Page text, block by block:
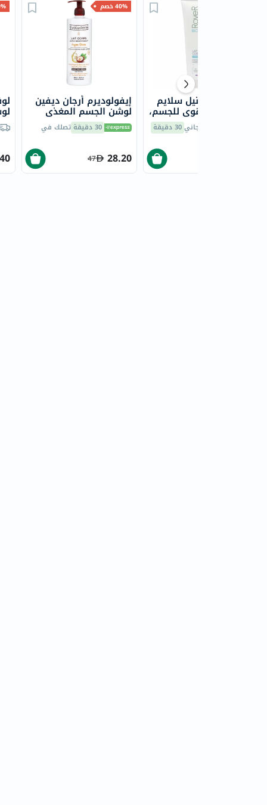
40% خصم
إيفولوديرم أرجان ديفين
لوشن الجسم المغذي
للغاية 500 مل30 دقيقة تصلك في
28.20
47
لوشن روير سنيل سلايم
المرطب والمقوي للجسم،
توصيل مجاني30 دقيقة